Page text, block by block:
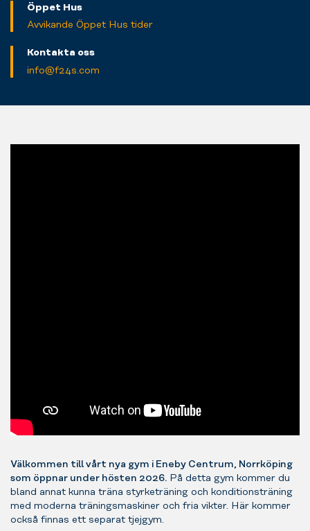
Öppet Hus
Avvikande Öppet Hus tider
Kontakta oss
info@f24s.com
Välkommen till vårt nya gym i Eneby Centrum, Norrköping
som öppnar under hösten 2026. På detta gym kommer du
bland annat kunna träna styrketräning och konditionsträning
med moderna träningsmaskiner och fria vikter. Här kommer
också finnas ett separat tjejgym.